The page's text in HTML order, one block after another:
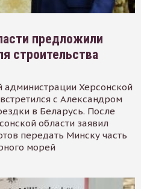
предложили
строительства
администрации Херсонской
с Александром
в Беларусь. После
области заявил
передать Минску часть
морей